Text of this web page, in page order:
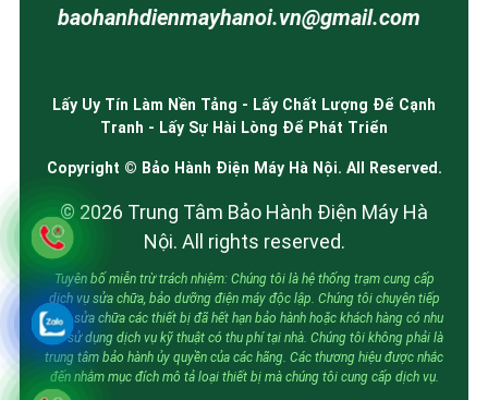
baohanhdienmayhanoi.vn@gmail.com
Lấy Uy Tín Làm Nền Tảng - Lấy Chất Lượng Để Cạnh
Tranh - Lấy Sự Hài Lòng Để Phát Triển
Copyright © Bảo Hành Điện Máy Hà Nội. All Reserved.
© 2026 Trung Tâm Bảo Hành Điện Máy Hà
Nội. All rights reserved.
Tuyên bố miễn trừ trách nhiệm: Chúng tôi là hệ thống trạm cung cấp
dịch vụ sửa chữa, bảo dưỡng điện máy độc lập. Chúng tôi chuyên tiếp
nhận sửa chữa các thiết bị đã hết hạn bảo hành hoặc khách hàng có nhu
cầu sử dụng dịch vụ kỹ thuật có thu phí tại nhà. Chúng tôi không phải là
trung tâm bảo hành ủy quyền của các hãng. Các thương hiệu được nhắc
đến nhằm mục đích mô tả loại thiết bị mà chúng tôi cung cấp dịch vụ.